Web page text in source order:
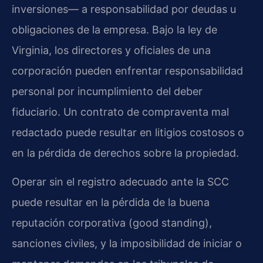
inversiones— a responsabilidad por deudas u
obligaciones de la empresa. Bajo la ley de
Virginia, los directores y oficiales de una
corporación pueden enfrentar responsabilidad
personal por incumplimiento del deber
fiduciario. Un contrato de compraventa mal
redactado puede resultar en litigios costosos o
en la pérdida de derechos sobre la propiedad.
Operar sin el registro adecuado ante la SCC
puede resultar en la pérdida de la buena
reputación corporativa (good standing),
sanciones civiles, y la imposibilidad de iniciar o